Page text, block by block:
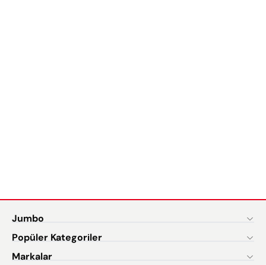
Jumbo
Popüler Kategoriler
Markalar